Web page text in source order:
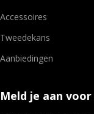
Accessoires
Tweedekans
Aanbiedingen
Meld je aan